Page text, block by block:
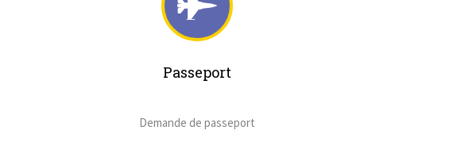
Passeport
Demande de passeport